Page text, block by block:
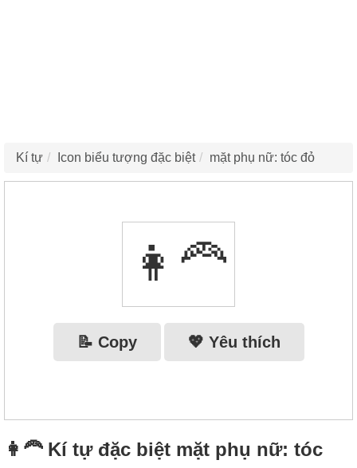
Kí tự Icon biểu tượng đặc biệt mặt phụ nữ: tóc đỏ
👩‍🦰
📝 Copy 💖 Yêu thích
👩‍🦰 Kí tự đặc biệt mặt phụ nữ: tóc